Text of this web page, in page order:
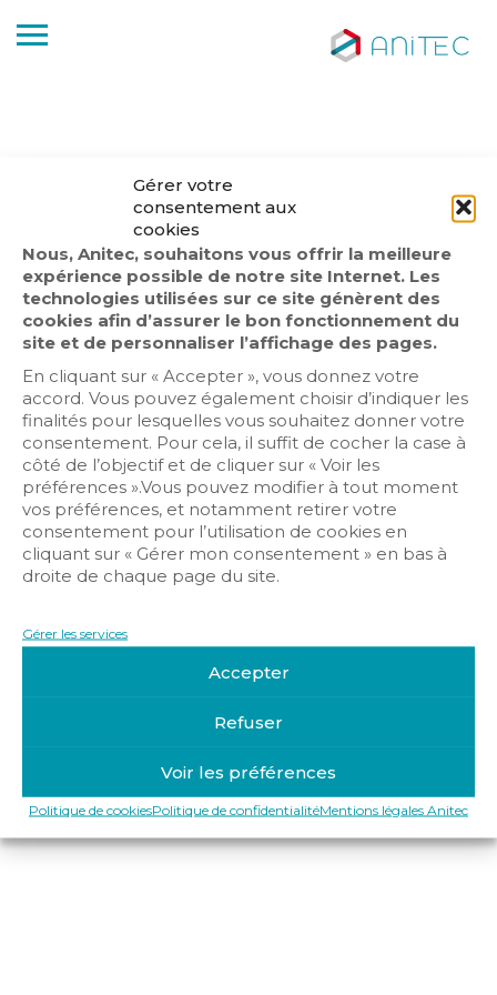
Gérer votre
consentement aux
cookies
Nous, Anitec, souhaitons vous offrir la meilleure
expérience possible de notre site Internet. Les
technologies utilisées sur ce site génèrent des
cookies afin d’assurer le bon fonctionnement du
site et de personnaliser l’affichage des pages.
En cliquant sur « Accepter », vous donnez votre
accord. Vous pouvez également choisir d’indiquer les
finalités pour lesquelles vous souhaitez donner votre
consentement. Pour cela, il suffit de cocher la case à
côté de l’objectif et de cliquer sur « Voir les
préférences ».Vous pouvez modifier à tout moment
vos préférences, et notamment retirer votre
consentement pour l’utilisation de cookies en
cliquant sur « Gérer mon consentement » en bas à
droite de chaque page du site.
Gérer les services
Accepter
Refuser
Voir les préférences
Politique de cookiesPolitique de confidentialitéMentions légales Anitec
Copyright © 2019-2025 Anitec